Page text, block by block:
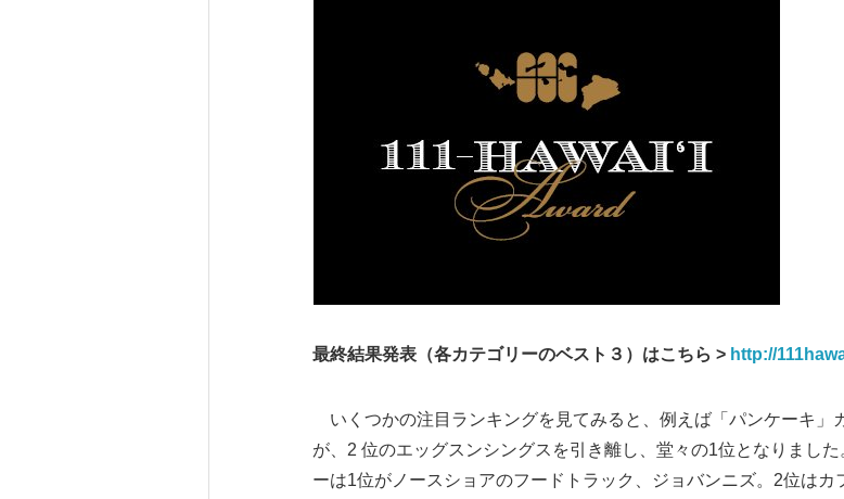
最終結果発表（各カテゴリーのベスト３）はこちら > http://
いくつかの注目ランキングを見てみると、例えば「パンケーキ」
が、2 位のエッグスンシングスを引き離し、堂々の1位となりまし
ーは1位がノースショアのフードトラック、ジョバンニズ。2位は